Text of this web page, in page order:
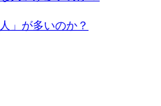
」が多いのか？